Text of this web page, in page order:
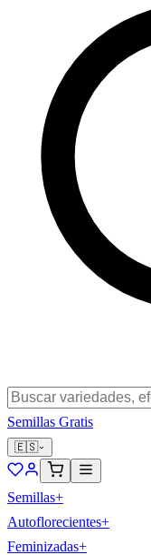
Semillas Gratis
🇪🇸
Semillas+
Autoflorecientes+
Feminizadas+